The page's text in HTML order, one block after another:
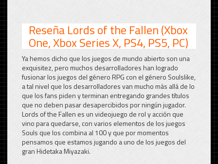
Reseña Lords of the Fallen (Xbox
One, Xbox Series X, PS4, PS5, PC)
Ya hemos dicho que los juegos de mundo abierto son una
exquisitez, pero muchos desarrolladores han logrado
fusionar los juegos del género RPG con el género Soulslike,
a tal nivel que los desarrolladores van mucho más allá de lo
que los fans piden y terminan entregando grandes títulos
que no deben pasar desapercibidos por ningún jugador.
Lords of the Fallen es un videojuego de rol y acción que
vino para quedarse, con varios elementos de los juegos
Souls que los combina al 100 y que por momentos
pensamos que estamos jugando a uno de los juegos del
gran Hidetaka Miyazaki.